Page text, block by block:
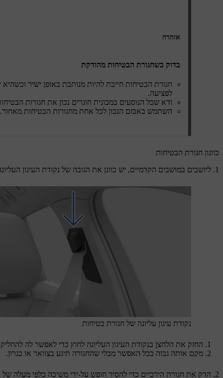
אזהרה
בדוק כשחגורת הבטיחות מהודקת
חגורת הבטיחות חייבת להיות מנותבת באופן ישיר
לפציעה.
ודא שכל הנוסעים במכונית חוגרים נכון את חגורות
השתמש באבזם הנכון לכל אחת מחגורות הבטיחות
כוונון חגורת הבטיחות
ליושבים במושבים הקדמיים, יש כוונן את הגובה של נקודת העיגון
נקודת עיגון עליונה של חגורת בטיחות
החזק את הלחצן בנקודת העיגון העליונה לחוץ כדי לאפשר לה
מקם אותה גבוה ככל האפשר מבלי שהחגורה תיגע בצוואר או בגרון.
הדק את חגורת הירכיים כדי להסיר חופש על-ידי משיכה כלפי מעלה